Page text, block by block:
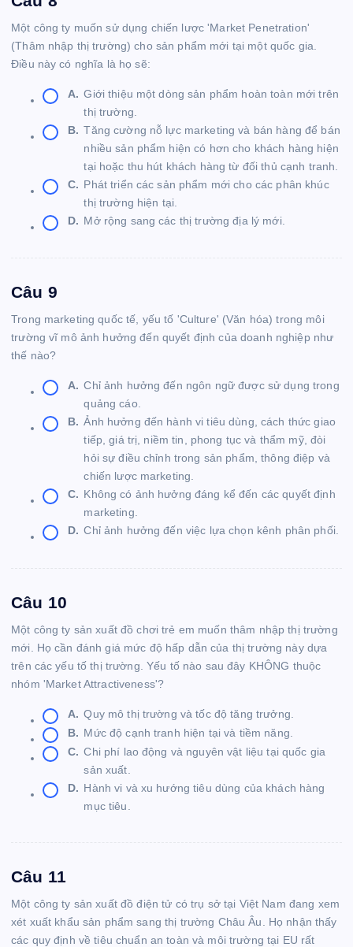
Một công ty muốn sử dụng chiến lược 'Market Penetration'
(Thâm nhập thị trường) cho sản phẩm mới tại một quốc gia.
Điều này có nghĩa là họ sẽ:
A. Giới thiệu một dòng sản phẩm hoàn toàn mới trên
thị trường.
B. Tăng cường nỗ lực marketing và bán hàng để bán
nhiều sản phẩm hiện có hơn cho khách hàng hiện
tại hoặc thu hút khách hàng từ đối thủ cạnh tranh.
C. Phát triển các sản phẩm mới cho các phân khúc
thị trường hiện tại.
D. Mở rộng sang các thị trường địa lý mới.
Câu 9
Trong marketing quốc tế, yếu tố 'Culture' (Văn hóa) trong môi
trường vĩ mô ảnh hưởng đến quyết định của doanh nghiệp như
thế nào?
A. Chỉ ảnh hưởng đến ngôn ngữ được sử dụng trong
quảng cáo.
B. Ảnh hưởng đến hành vi tiêu dùng, cách thức giao
tiếp, giá trị, niềm tin, phong tục và thẩm mỹ, đòi
hỏi sự điều chỉnh trong sản phẩm, thông điệp và
chiến lược marketing.
C. Không có ảnh hưởng đáng kể đến các quyết định
marketing.
D. Chỉ ảnh hưởng đến việc lựa chọn kênh phân phối.
Câu 10
Một công ty sản xuất đồ chơi trẻ em muốn thâm nhập thị trường
mới. Họ cần đánh giá mức độ hấp dẫn của thị trường này dựa
trên các yếu tố thị trường. Yếu tố nào sau đây KHÔNG thuộc
nhóm 'Market Attractiveness'?
A. Quy mô thị trường và tốc độ tăng trưởng.
B. Mức độ cạnh tranh hiện tại và tiềm năng.
C. Chi phí lao động và nguyên vật liệu tại quốc gia
sản xuất.
D. Hành vi và xu hướng tiêu dùng của khách hàng
mục tiêu.
Câu 11
Một công ty sản xuất đồ điện tử có trụ sở tại Việt Nam đang xem
xét xuất khẩu sản phẩm sang thị trường Châu Âu. Họ nhận thấy
các quy định về tiêu chuẩn an toàn và môi trường tại EU rất